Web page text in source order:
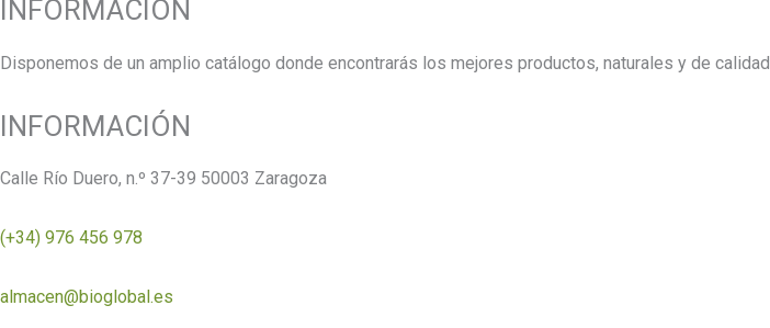
INFORMACIÓN
Disponemos de un amplio catálogo donde encontrarás los mejores productos, naturales y de calidad.
INFORMACIÓN
Calle Río Duero, n.º 37-39 50003 Zaragoza
(+34) 976 456 978
almacen@bioglobal.es